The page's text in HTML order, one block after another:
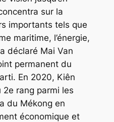
sur la
importants tels que
maritime, l’énergie,
déclaré Mai Van
permanent du
En 2020, Kiên
2e rang parmi les
du Mékong en
économique et